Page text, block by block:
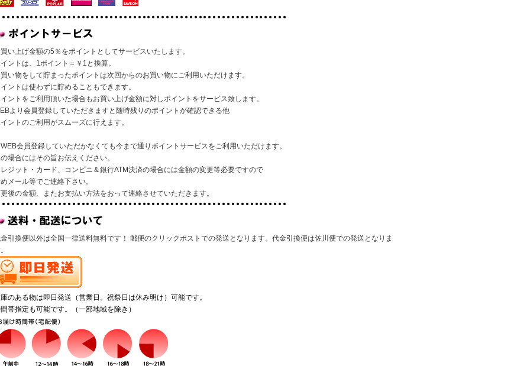
い上げ金額の5％をポイントとしてサービスいたします。
ントは、1ポイント＝￥1と換算。
い物をして貯まったポイントは次回からのお買い物にご利用いただけます。
ントは使わずに貯めることもできます。
ントをご利用頂いた場合もお買い上げ金額に対しポイントをサービス致します。
より会員登録していただきますと随時残りのポイントが確認できる他
ントのご利用がスムーズに行えます。
会員登録していただかなくても今まで通りポイントサービスをご利用いただけます。
場合にはその旨お伝えください。
ジット・カード、コンビニ＆銀行ATM決済の場合には金額の変更等必要ですので
メール等でご連絡下さい。
後の金額、またお支払い方法をおって連絡させていただきます。
引換便以外は全国一律送料無料です！ 郵便のクリックポストでの発送となります。代金引換便は佐川便での発送となりま
のある物は即日発送（営業日。祝祭日は休み明け）可能です。
帯指定も可能です。（一部地域を除き）